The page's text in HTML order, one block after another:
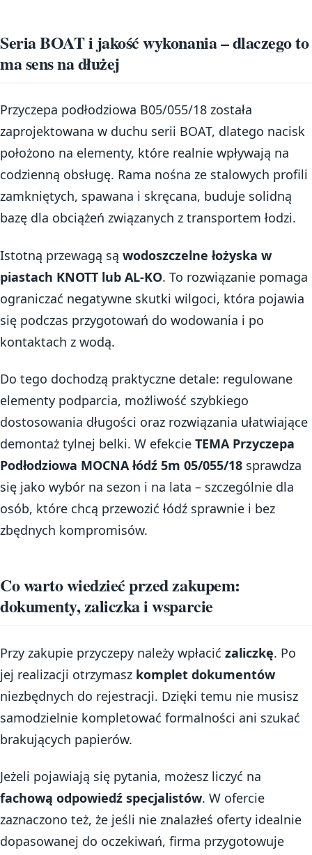
Seria BOAT i jakość wykonania – dlaczego to
ma sens na dłużej
Przyczepa podłodziowa B05/055/18 została
zaprojektowana w duchu serii BOAT, dlatego nacisk
położono na elementy, które realnie wpływają na
codzienną obsługę. Rama nośna ze stalowych profili
zamkniętych, spawana i skręcana, buduje solidną
bazę dla obciążeń związanych z transportem łodzi.
Istotną przewagą są wodoszczelne łożyska w
piastach KNOTT lub AL-KO. To rozwiązanie pomaga
ograniczać negatywne skutki wilgoci, która pojawia
się podczas przygotowań do wodowania i po
kontaktach z wodą.
Do tego dochodzą praktyczne detale: regulowane
elementy podparcia, możliwość szybkiego
dostosowania długości oraz rozwiązania ułatwiające
demontaż tylnej belki. W efekcie TEMA Przyczepa
Podłodziowa MOCNA łódź 5m 05/055/18 sprawdza
się jako wybór na sezon i na lata – szczególnie dla
osób, które chcą przewozić łódź sprawnie i bez
zbędnych kompromisów.
Co warto wiedzieć przed zakupem:
dokumenty, zaliczka i wsparcie
Przy zakupie przyczepy należy wpłacić zaliczkę. Po
jej realizacji otrzymasz komplet dokumentów
niezbędnych do rejestracji. Dzięki temu nie musisz
samodzielnie kompletować formalności ani szukać
brakujących papierów.
Jeżeli pojawiają się pytania, możesz liczyć na
fachową odpowiedź specjalistów. W ofercie
zaznaczono też, że jeśli nie znalazłeś oferty idealnie
dopasowanej do oczekiwań, firma przygotowuje